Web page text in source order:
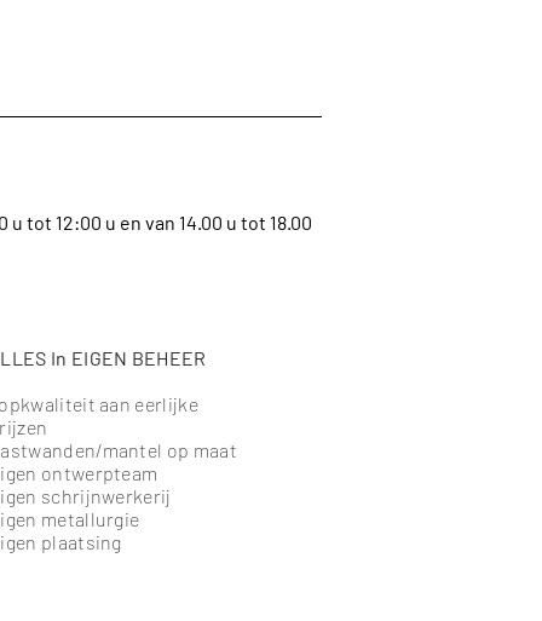
tot 12:00 u en van 14.00 u tot 18.00
In EIGEN BEHEER
aan eerlijke
mantel op maat
ontwerpteam
schrijnwerkerij
metallurgie
plaatsing